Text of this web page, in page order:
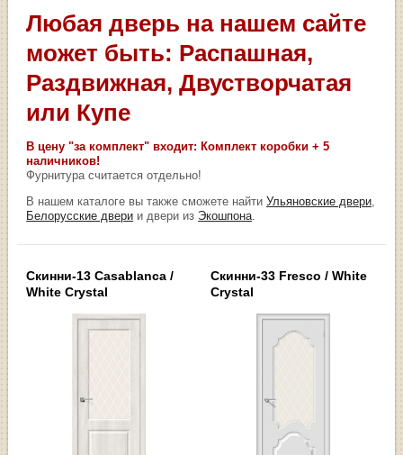
Любая дверь на нашем сайте
может быть: Распашная,
Раздвижная, Двустворчатая
или Купе
В цену "за комплект" входит: Комплект коробки + 5
наличников!
Фурнитура считается отдельно!
В нашем каталоге вы также сможете найтиУльяновские двери
Белорусские двери и двери из Экошпона
Скинни-13 Casablanca /
White Сrystal
Скинни-33 Fresco / White
Сrystal